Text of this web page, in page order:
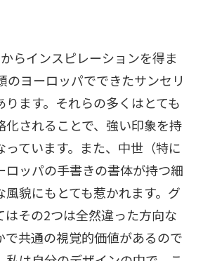
らインスピレーションを得ま
のヨーロッパでできたサンセリ
ります。それらの多くはとても
化されることで、強い印象を持
っています。また、中世（特に
ロッパの手書きの書体が持つ細
風貌にもとても惹かれます。グ
はその2つは全然違った方向な
で共通の視覚的価値があるので